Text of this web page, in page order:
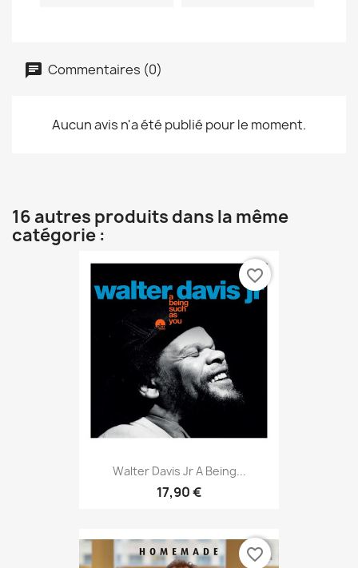
Commentaires (0)
Aucun avis n'a été publié pour le moment.
16 autres produits dans la même
catégorie :
Walter Davis Jr A Being...
17,90 €
favorite_border
favorite_border